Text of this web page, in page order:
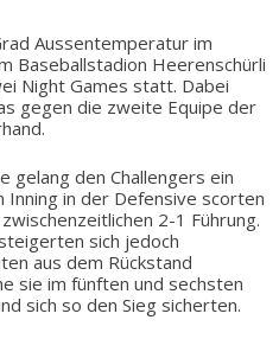
Aussentemperatur im
Baseballstadion Heerenschürli
Night Games statt. Dabei
gegen die zweite Equipe der
gelang den Challengers ein
Inning in der Defensive scorten
2-1 Führung.
sich jedoch
aus dem Rückstand
sie im fünften und sechsten
sich so den Sieg sicherten.